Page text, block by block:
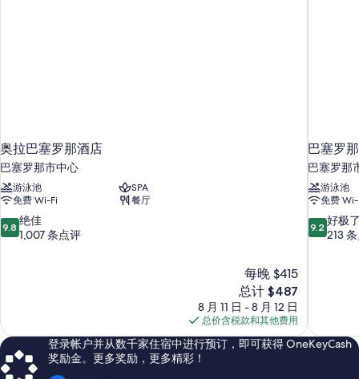
奥拉巴塞罗那酒店
巴塞罗那市中心
游泳池
SPA
免费 Wi-Fi
餐厅
9.8
分，
条
点
评
9.8 绝佳
1,007 条点评
每晚 $415
新
价
格
$487
总计 $487
8 月 11 日 - 8 月 12 日
总价含税款和其他费用
巴塞罗
巴塞罗那
游泳池
免费
9.2
分，
213
条
9.2 好极
213
登录帐户并从数千家住宿中进行预订，即可获得 OneKeyCash
奖励金。更多奖励，更多精彩！